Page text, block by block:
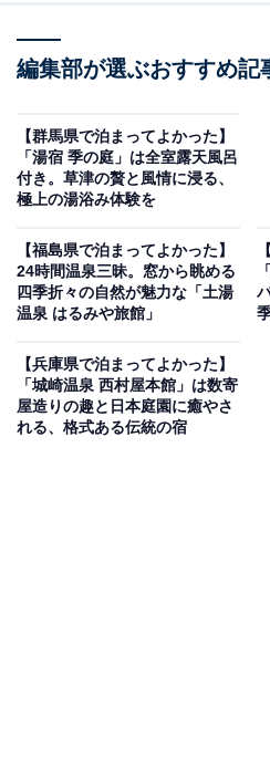
有馬グランドホテル（画像出典：楽天ト
5種類のサウナと無料サービ
ス」
編集部が選ぶおすすめ記
【群馬県で泊まってよかった】
「湯宿 季の庭」は全室露天風呂
付き。草津の贅と風情に浸る、
極上の湯浴み体験を
【福島県で泊まってよかった】
24時間温泉三昧。窓から眺める
四季折々の自然が魅力な「土湯
温泉 はるみや旅館」
【兵庫県で泊まってよかった】
「城崎温泉 西村屋本館」は数寄
屋造りの趣と日本庭園に癒やさ
れる、格式ある伝統の宿